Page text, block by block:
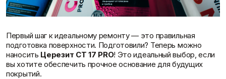
Теплоизоляция
Пенопласт
Пенополистирол
Показать больше
Цементные
Цемент
Цпс
Показать больше
О компании
Первый шаг к идеальному ремонту — это правильная
подготовка поверхности. Подготовили? Теперь можно
наносить Церезит CT 17 PRO! Это идеальный выбор, если
вы хотите обеспечить прочное основание для будущих
покрытий.